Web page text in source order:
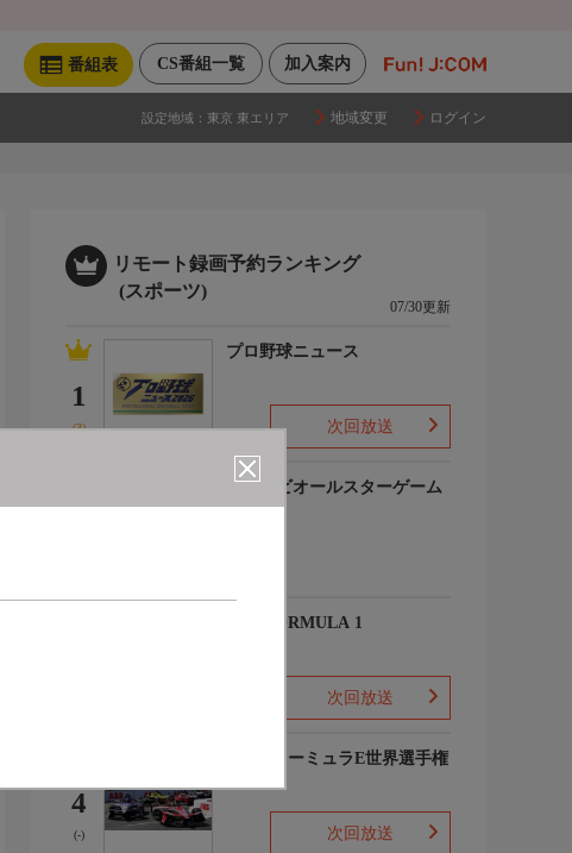
加入案内
CS番組一覧
番組表
設定地域： 東京 東エリア 地域変更 ログイン
リモート録画予約ランキング
(スポーツ)
07/30更新
1
(3)
プロ野球ニュース
次回放送
マイナビオールスターゲーム
2026 FORMULA 1
次回放送
4
(-)
FIAフォーミュラE世界選手権
2025/26
次回放送